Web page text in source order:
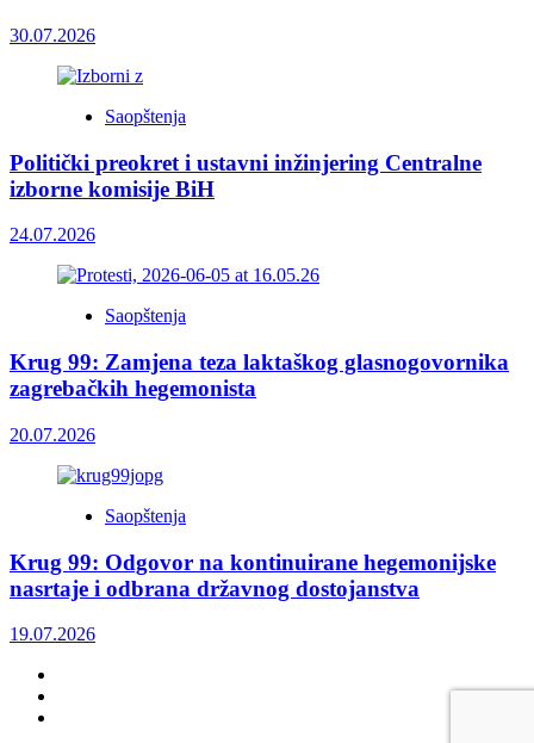
30.07.2026
Saopštenja
Politički preokret i ustavni inžinjering Centralne
izborne komisije BiH
24.07.2026
Saopštenja
Krug 99: Zamjena teza laktaškog glasnogovornika
zagrebačkih hegemonista
20.07.2026
Saopštenja
Krug 99: Odgovor na kontinuirane hegemonijske
nasrtaje i odbrana državnog dostojanstva
19.07.2026